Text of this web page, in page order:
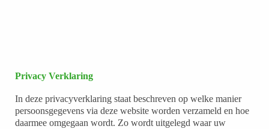
Privacy Verklaring
In deze privacyverklaring staat beschreven op welke manier
persoonsgegevens via deze website worden verzameld en hoe
daarmee omgegaan wordt. Zo wordt uitgelegd waar uw